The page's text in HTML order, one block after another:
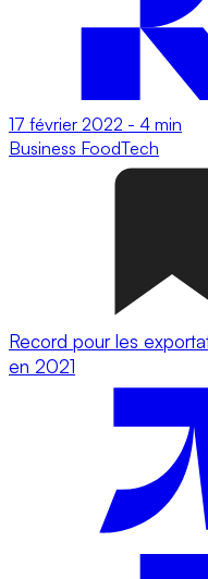
17 février 2022 - 4 min
Business FoodTech
Record pour les
en 2021